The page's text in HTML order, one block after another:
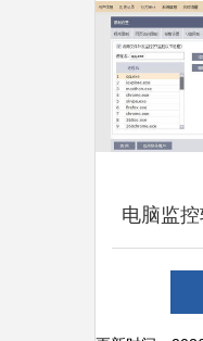
电脑监
简单与